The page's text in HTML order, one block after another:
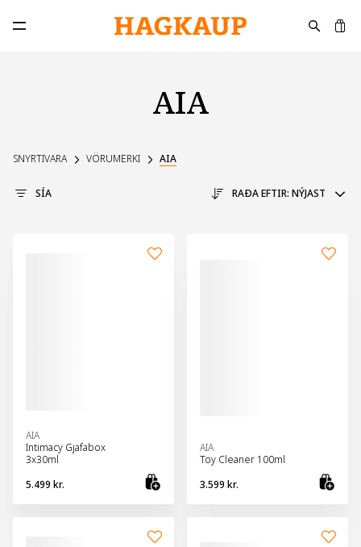
Opna aðalvalmynd
AIA
SNYRTIVARA VÖRUMERKI AIA
SÍA RAÐA EFTIR: NÝJAST
AIA
Intimacy Gjafabox
3x30ml
5.499 kr.
Bæta við körfu
AIA
Toy Cleaner 100ml
3.599 kr.